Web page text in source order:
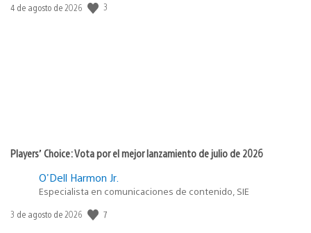
Fecha
4 de agosto de 2026 3
Players’ Choice: Vota por el mejor lanzamiento de julio de 2026
O'Dell Harmon Jr.
Especialista en comunicaciones de contenido, SIE
Fecha
3 de agosto de 2026 7